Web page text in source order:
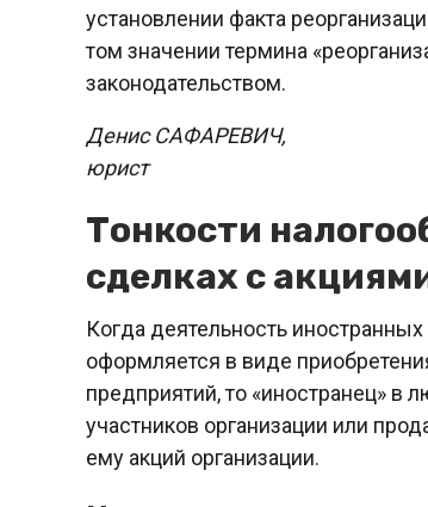
установлении факта
том значении термина
законодательством.
Денис САФАРЕВИЧ,
юрист
Тонкости
сделках с
Когда деятельность
оформляется в виде
предприятий, то «иностранец» в
участников организации или
ему акций организации.